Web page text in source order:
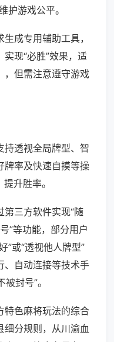
护游戏公平。
成专用辅助工具，
现“必胜”效果，适
，但需注意遵守游戏
持透视全局牌型、智
牌率及快速自摸等操
升胜率。
第三方软件实现“随
”等功能，部分用户
”或“透视他人牌型”
、自动连接等技术手
封号”。
特色麻将玩法的综合
细分规则，从川渝血